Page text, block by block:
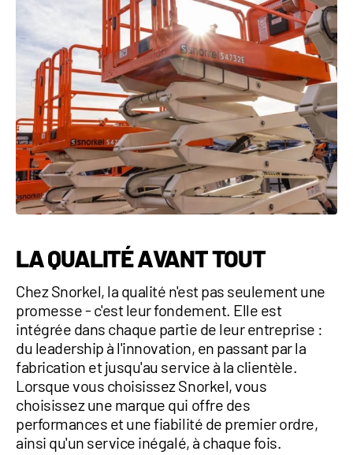
LA QUALITÉ AVANT TOUT
Chez Snorkel, la qualité n'est pas seulement une
promesse - c'est leur fondement. Elle est
intégrée dans chaque partie de leur entreprise :
du leadership à l'innovation, en passant par la
fabrication et jusqu'au service à la clientèle.
Lorsque vous choisissez Snorkel, vous
choisissez une marque qui offre des
performances et une fiabilité de premier ordre,
ainsi qu'un service inégalé, à chaque fois.